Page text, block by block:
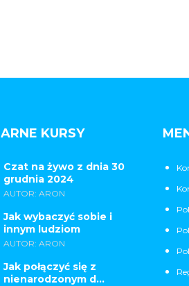
KURSY
Czat na żywo z dnia 30
grudnia 2024
AUTOR: ARON
Jak wybaczyć sobie i
innym ludziom
AUTOR: ARON
Jak połączyć się z
nienarodzonym d...